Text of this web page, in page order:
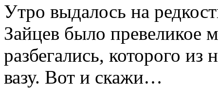
Утро выдалось на
Зайцев было превеликое
разбегались, которого
вазу. Вот и скажи…